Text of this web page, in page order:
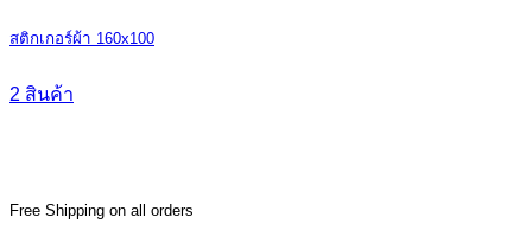
สติกเกอร์ผ้า 160x100
2 สินค้า
Free Shipping on all orders